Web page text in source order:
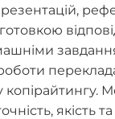
копірайтингу.
якість та